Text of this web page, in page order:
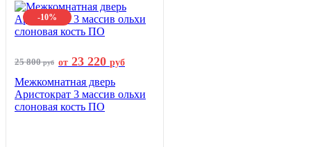
-10%
25 800руб от 23 220 руб
Межкомнатная дверь
Аристократ 3 массив ольхи
слоновая кость ПО